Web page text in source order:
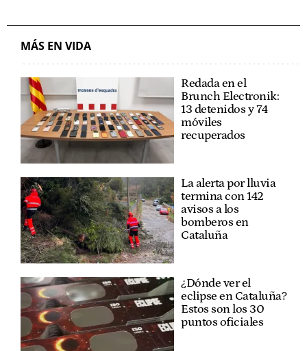
MÁS EN VIDA
Redada en el
Brunch Electronik:
13 detenidos y 74
móviles
recuperados
La alerta por lluvia
termina con 142
avisos a los
bomberos en
Cataluña
¿Dónde ver el
eclipse en Cataluña?
Estos son los 30
puntos oficiales